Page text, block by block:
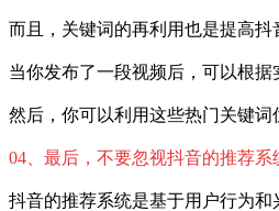
而且，关键词的再利用也是提高抖
当你发布了一段视频后，可以根
然后，你可以利用这些热门关键词
04、最后，不要忽视抖音的推荐系
抖音的推荐系统是基于用户行为和